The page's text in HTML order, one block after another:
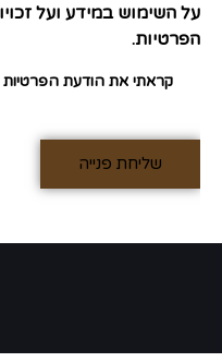
על השימוש במידע ועל
הפרטיות.
קראתי את הודעת הפרטיות